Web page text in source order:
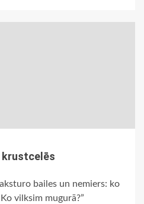
krustcelēs
bailes un nemiers: ko
vilksim mugurā?”